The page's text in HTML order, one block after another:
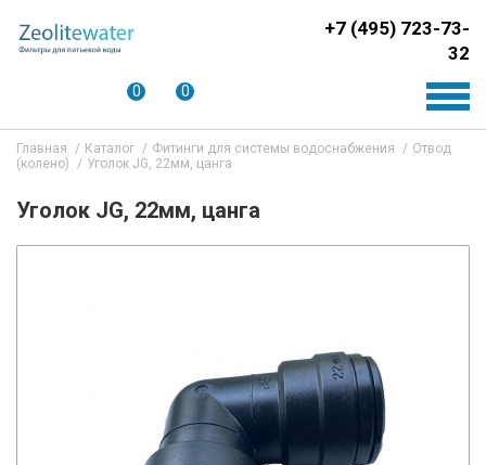
+7 (495) 723-73-
32
0 0
Главная Каталог Фитинги для системы водоснабжения
Отвод
(колено)
Уголок JG, 22мм, цанга
Уголок JG, 22мм, цанга